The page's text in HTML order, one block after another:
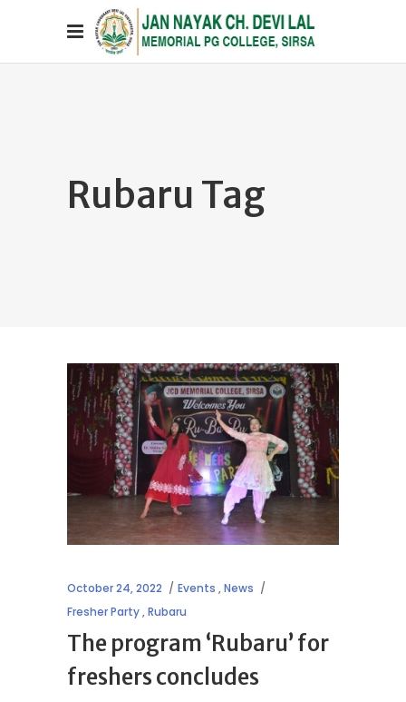
Rubaru Tag
October 24, 2022 Events ,News
Fresher Party,Rubaru
The program ‘Rubaru’ for
freshers concludes